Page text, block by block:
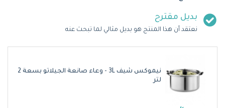
بديل مقترح
نعتقد أن هذا المنتج هو بديل مثالي لما تبحث عنه
نيموكس شيف 3L - وعاء صانعة الجيلاتو بسعة 2
لتر